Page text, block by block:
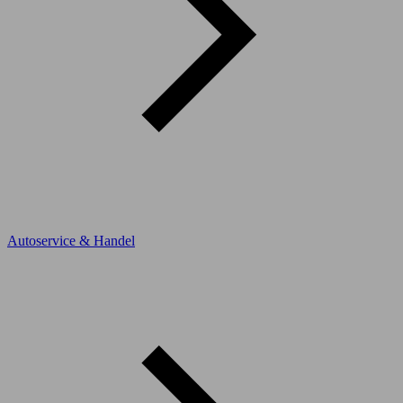
Autoservice & Handel